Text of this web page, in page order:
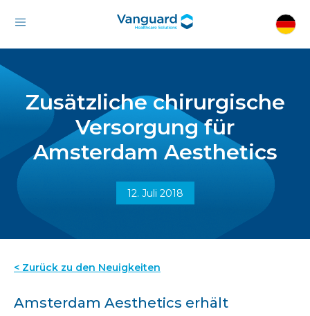
Zusätzliche chirurgische
Versorgung für
Amsterdam Aesthetics
12. Juli 2018
< Zurück zu den Neuigkeiten
Amsterdam Aesthetics erhält